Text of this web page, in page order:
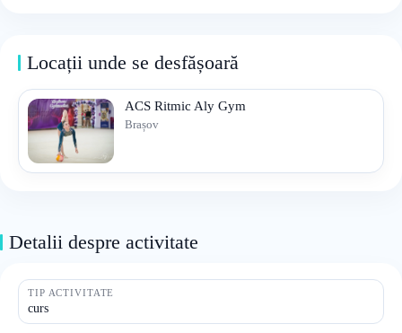
Locații unde se desfășoară
ACS Ritmic Aly Gym
Brașov
Detalii despre activitate
TIP ACTIVITATE
curs